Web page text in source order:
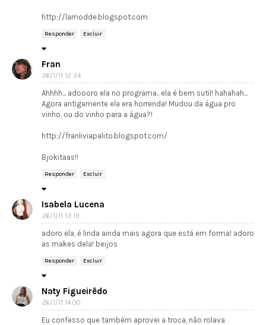
http://lamodde.blogspot.com
Responder Excluir
Fran
26/1/11 12:34
Ahhhh... adoooro ela no programa.. ela é bem sutil! hahahah...
Agora antigamente ela era horrenda! Mudou da água pro
vinho, ou do vinho para a água?!
http://franliviapalito.blogspot.com/
Bjokitaas!!
Responder Excluir
Isabela Lucena
26/1/11 13:19
adoro ela, é linda ainda mais agora que está em forma! adoro
as makes dela! beijos
Responder Excluir
Naty Figueirêdo
26/1/11 14:00
Eu confesso que também aprovei a troca, não rolava